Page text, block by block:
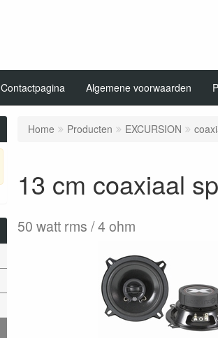
Contactpagina Algemene voorwaarden
Home Producten EXCURSION
13 cm coaxiaal
50 watt rms / 4 ohm